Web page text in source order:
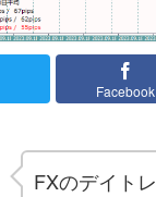
Facebook
FXのデイト